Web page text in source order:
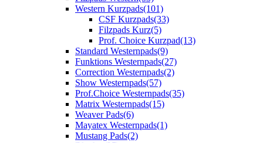
Western Kurzpads(101)
CSF Kurzpads(33)
Filzpads Kurz(5)
Prof. Choice Kurzpad(13)
Standard Westernpads(9)
Funktions Westernpads(27)
Correction Westernpads(2)
Show Westernpads(57)
Prof.Choice Westernpads(35)
Matrix Westernpads(15)
Weaver Pads(6)
Mayatex Westernpads(1)
Mustang Pads(2)